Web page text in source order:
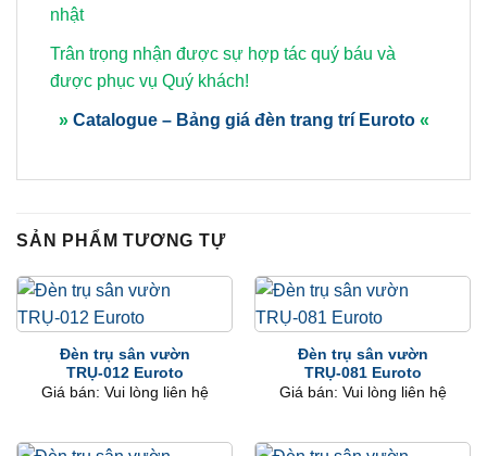
nhật
Trân trọng nhận được sự hợp tác quý báu và
được phục vụ Quý khách!
» Catalogue – Bảng giá đèn trang trí Euroto «
SẢN PHẨM TƯƠNG TỰ
Đèn trụ sân vườn
TRỤ-012 Euroto
Giá bán: Vui lòng liên hệ
Đèn trụ sân vườn
TRỤ-081 Euroto
Giá bán: Vui lòng liên hệ